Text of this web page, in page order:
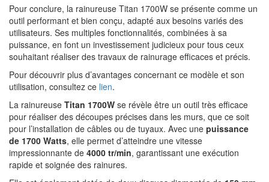
Pour conclure, la rainureuse Titan 1700W se présente comme un
outil performant et bien conçu, adapté aux besoins variés des
utilisateurs. Ses multiples fonctionnalités, combinées à sa
puissance, en font un investissement judicieux pour tous ceux
souhaitant réaliser des travaux de rainurage efficaces et précis.
Pour découvrir plus d’avantages concernant ce modèle et son
utilisation, consultez ce lien.
La rainureuse Titan 1700W se révèle être un outil très efficace
pour réaliser des découpes précises dans les murs, que ce soit
pour l’installation de câbles ou de tuyaux. Avec une puissance
de 1700 Watts, elle permet d’atteindre une vitesse
impressionnante de 4000 tr/min, garantissant une exécution
rapide et soignée des rainures.